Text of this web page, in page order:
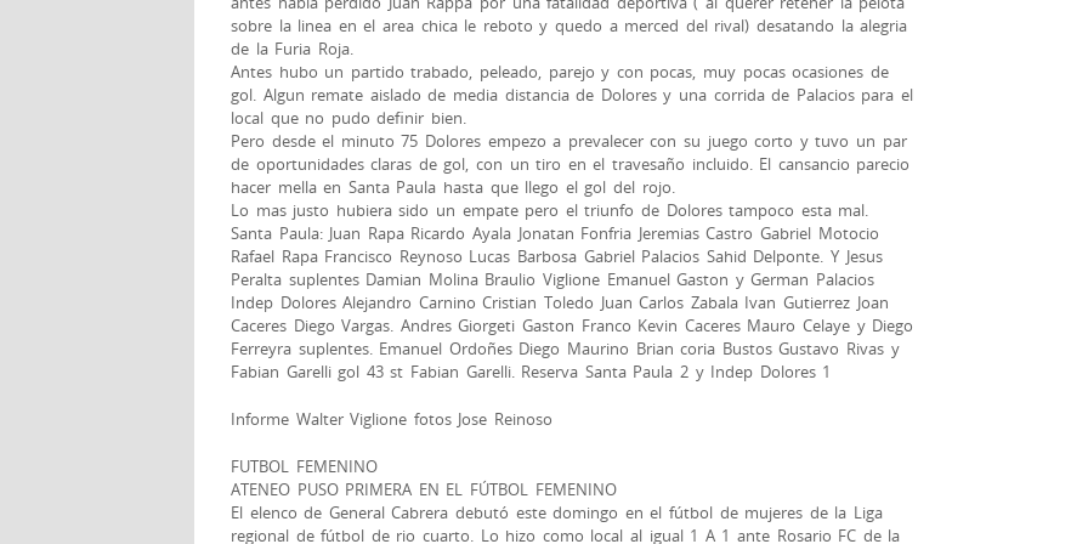
sobre la linea en el area chica le reboto y quedo a merced del rival) desatando la alegria
de la Furia Roja.
Antes hubo un partido trabado, peleado, parejo y con pocas, muy pocas ocasiones de
gol. Algun remate aislado de media distancia de Dolores y una corrida de Palacios para el
local que no pudo definir bien.
Pero desde el minuto 75 Dolores empezo a prevalecer con su juego corto y tuvo un par
de oportunidades claras de gol, con un tiro en el travesaño incluido. El cansancio parecio
hacer mella en Santa Paula hasta que llego el gol del rojo.
Lo mas justo hubiera sido un empate pero el triunfo de Dolores tampoco esta mal.
Santa Paula: Juan Rapa Ricardo Ayala Jonatan Fonfria Jeremias Castro Gabriel Motocio
Rafael Rapa Francisco Reynoso Lucas Barbosa Gabriel Palacios Sahid Delponte. Y Jesus
Peralta suplentes Damian Molina Braulio Viglione Emanuel Gaston y German Palacios
Indep Dolores Alejandro Carnino Cristian Toledo Juan Carlos Zabala Ivan Gutierrez Joan
Caceres Diego Vargas. Andres Giorgeti Gaston Franco Kevin Caceres Mauro Celaye y Diego
Ferreyra suplentes. Emanuel Ordoñes Diego Maurino Brian coria Bustos Gustavo Rivas y
Fabian Garelli gol 43 st Fabian Garelli. Reserva Santa Paula 2 y Indep Dolores 1
Informe Walter Viglione fotos Jose Reinoso
FUTBOL FEMENINO
ATENEO PUSO PRIMERA EN EL FÚTBOL FEMENINO
El elenco de General Cabrera debutó este domingo en el fútbol de mujeres de la Liga
regional de fútbol de rio cuarto. Lo hizo como local al igual 1 A 1 ante Rosario FC de la